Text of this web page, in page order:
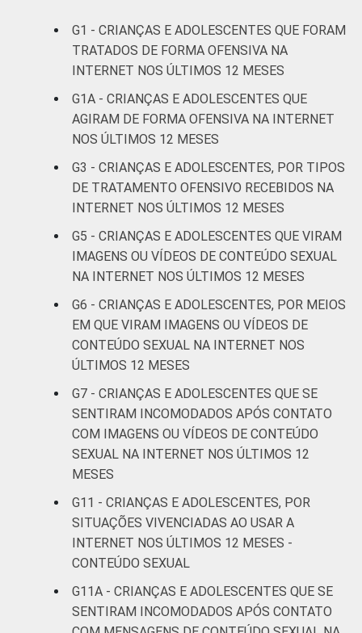
Médio ou
mais
3
DA CRIANÇA
OU DO
ADOLESCENTE
anos
2
De 11 a 12
anos
De 13 a 14
De 15 a 17
anos
5
RENDA
FAMILIAR
Até 1 SM 6
Mais de 1
Mais de 2
SM até 3 SM
3
SM
Não tem
renda
Não sabe 1
G1 - CRIANÇAS E ADOLESCENTES QUE FORAM
TRATADOS DE FORMA OFENSIVA NA
INTERNET NOS ÚLTIMOS 12 MESES
G1A - CRIANÇAS E ADOLESCENTES QUE
AGIRAM DE FORMA OFENSIVA NA INTERNET
NOS ÚLTIMOS 12 MESES
G3 - CRIANÇAS E ADOLESCENTES, POR TIPOS
DE TRATAMENTO OFENSIVO RECEBIDOS NA
INTERNET NOS ÚLTIMOS 12 MESES
G5 - CRIANÇAS E ADOLESCENTES QUE VIRAM
IMAGENS OU VÍDEOS DE CONTEÚDO SEXUAL
NA INTERNET NOS ÚLTIMOS 12 MESES
G6 - CRIANÇAS E ADOLESCENTES, POR MEIOS
EM QUE VIRAM IMAGENS OU VÍDEOS DE
CONTEÚDO SEXUAL NA INTERNET NOS
ÚLTIMOS 12 MESES
G7 - CRIANÇAS E ADOLESCENTES QUE SE
SENTIRAM INCOMODADOS APÓS CONTATO
COM IMAGENS OU VÍDEOS DE CONTEÚDO
SEXUAL NA INTERNET NOS ÚLTIMOS 12
MESES
G11 - CRIANÇAS E ADOLESCENTES, POR
SITUAÇÕES VIVENCIADAS AO USAR A
INTERNET NOS ÚLTIMOS 12 MESES -
CONTEÚDO SEXUAL
G11A - CRIANÇAS E ADOLESCENTES QUE SE
SENTIRAM INCOMODADOS APÓS CONTATO